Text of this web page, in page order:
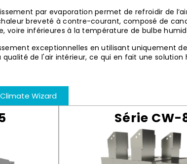
par evaporation permet de refroidir de l’air
breveté à contre-courant, composé de
inférieures à la température de bulbe
exceptionnelles en utilisant uniquement
de l'air intérieur, ce qui en fait une
Wizard
Série CW-